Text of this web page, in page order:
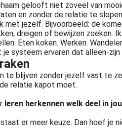
gelooft niet zoveel van
en zonder de relatie te
met jezelf. Bijvoorbeeld: de
dreigen of bewijzen zoeken.
Eten koken. Werken.
systeem ervaren dat alleen-
te blijven zonder jezelf vast te
relatie kapot moet.
leren herkennen welk deel in
er meer keuze. Dan hoef je